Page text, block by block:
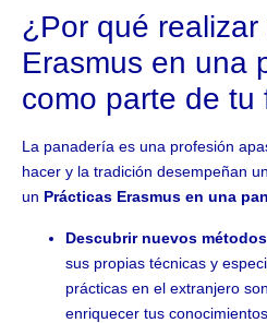
¿Por qué
Erasmus en una
como parte de tu
La panadería es una profesión
hacer y la tradición desempeñan
un Prácticas Erasmus en una
Descubrir nuevos
sus propias técnicas y
prácticas en el extranjero
enriquecer tus